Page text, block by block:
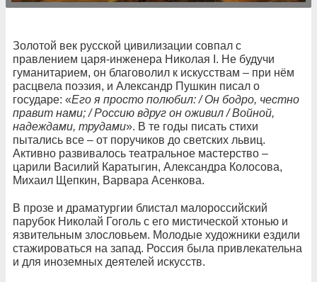
Золотой век русской цивилизации совпал с
правлением царя-инженера Николая I. Не будучи
гуманитарием, он благоволил к искусствам – при нём
расцвела поэзия, и Александр Пушкин писал о
государе: «Его я просто полюбил: / Он бодро, честно
правит нами; / Россию вдруг он оживил / Войной,
надеждами, трудами». В те годы писать стихи
пытались все – от поручиков до светских львиц.
Активно развивалось театральное мастерство –
царили Василий Каратыгин, Александра Колосова,
Михаил Щепкин, Варвара Асенкова.
В прозе и драматургии блистал малороссийский
парубок Николай Гоголь с его мистической хтонью и
язвительным злословьем. Молодые художники ездили
стажироваться на запад. Россия была привлекательна
и для иноземных деятелей искусств.